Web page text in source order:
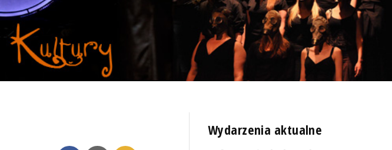
Wydarzenia aktualne